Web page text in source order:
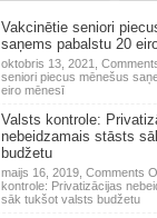
Vakcinētie seniori
saņems pabalstu 20
oktobris 13, 2021,
seniori piecus mēnešus
eiro mēnesī
Valsts kontrole:
nebeidzamais stāsts
budžetu
maijs 16, 2019, Comments
kontrole: Privatizācijas
sāk tukšot valsts budžetu